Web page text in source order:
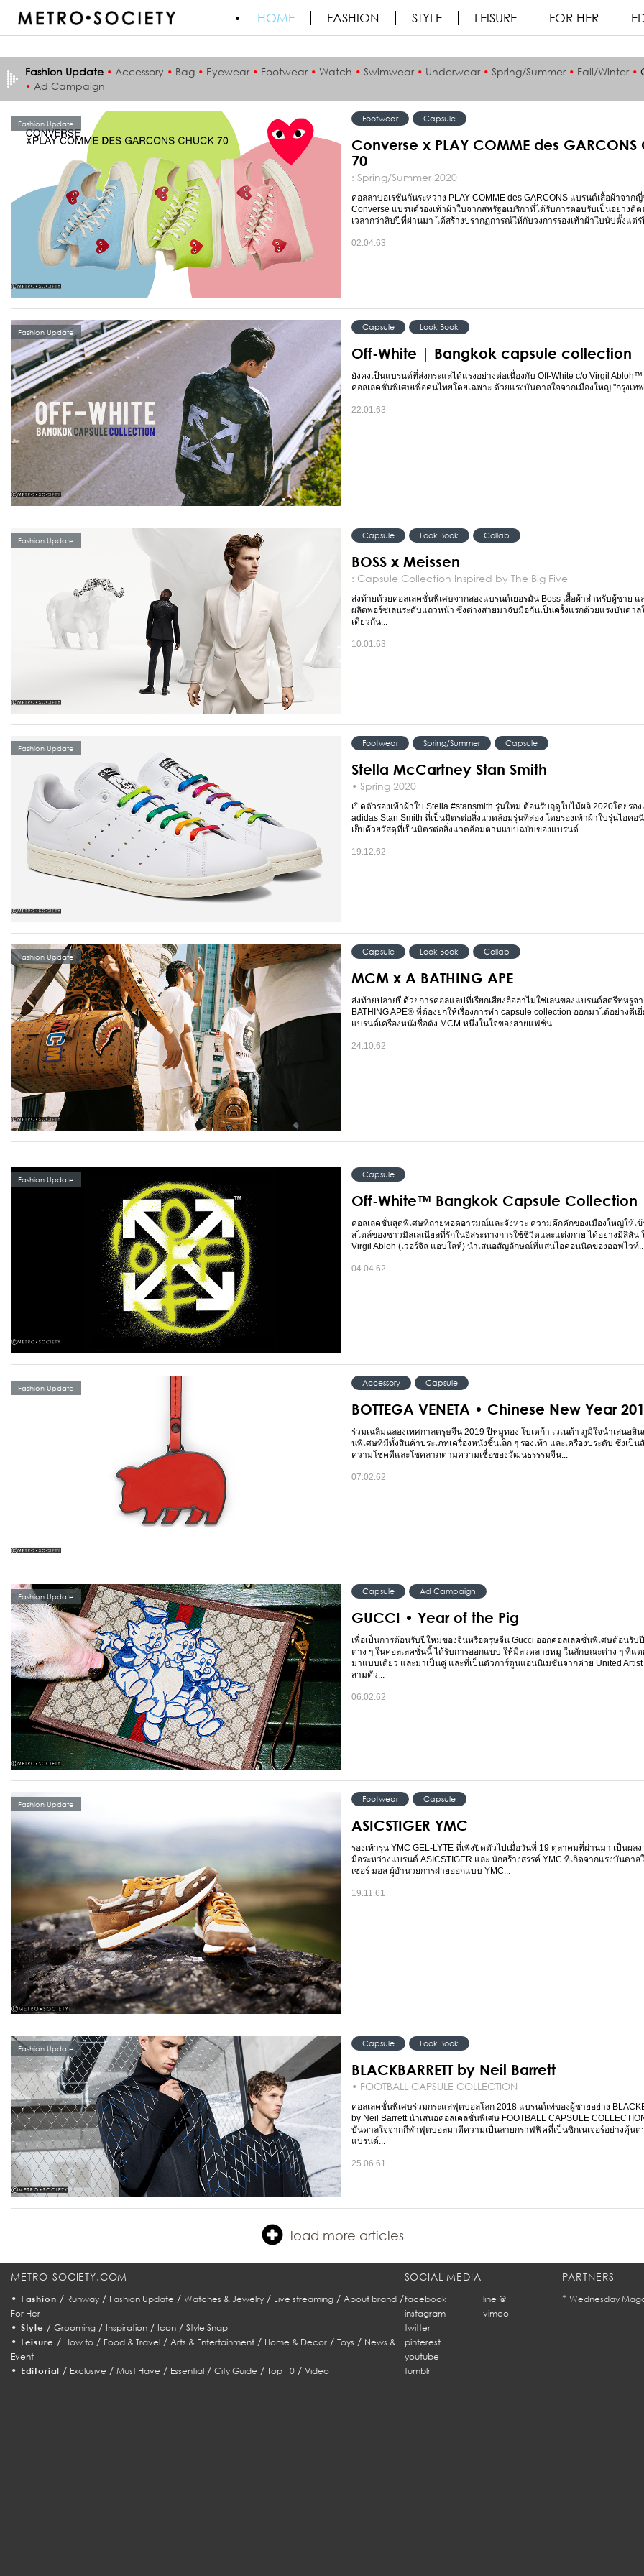
HOME FASHION STYLE LEISURE FOR HER
Fashion Update • Accessory • Bag • Eyewear • Footwear • Watch • Swimwear • Underwear • Spring/Summer • Fall/Winter •
• Ad Campaign
Fashion Update
Footwear Capsule
Converse x PLAY COMME des
70
: Spring/Summer 2020
คอลลาบอเรชั่นกันระหว่าง PLAY COMME des GARCONS แบรนด์เสื้อผ้าจาก
Converse แบรนด์รองเท้าผ้าใบจากสหรัฐอเมริกาที่ได้รับการตอบรับเป็นอย่างดีต
เวลากว่าสิบปีที่ผ่านมา ได้สร้างปรากฏการณ์ให้กับวงการรองเท้าผ้าใบนับตั้งแต่ร่
02.04.63
Fashion Update
Capsule Look Book
Off-White | Bangkok capsule collection
ยังคงเป็นแบรนด์ที่ส่งกระแสได้แรงอย่างต่อเนื่องกับ Off-White c/o Virgil
คอลเลคชั่นพิเศษเพื่อคนไทยโดยเฉพาะ ด้วยแรงบันดาลใจจากเมืองใหญ่ "กรุงเทพ
22.01.63
Fashion Update
Capsule Look Book Collab
BOSS x Meissen
: Capsule Collection Inspired by The Big Five
ส่งท้ายด้วยคอลเลคชั่นพิเศษจากสองแบรนด์เยอรมัน Boss เสื้อผ้าสำหรับผู้ชาย แ
ผลิตพอร์ซเลนระดับแถวหน้า ซึ่งต่างสายมาจับมือกันเป็นครั้งแรกด้วยแรงบันดาล
เดียวกัน...
10.01.63
Fashion Update
Footwear Spring/Summer Capsule
Stella McCartney Stan Smith
• Spring 2020
เปิดตัวรองเท้าผ้าใบ Stella #stansmith รุ่นใหม่ ต้อนรับฤดูใบไม้ผลิ 2020โดยรอง
adidas Stan Smith ที่เป็นมิตรต่อสิ่งแวดล้อมรุ่นที่สอง โดยรองเท้าผ้าใบรุ่นไอคอ
เย็บด้วยวัสดุที่เป็นมิตรต่อสิ่งแวดล้อมตามแบบฉบับของแบรนด์...
19.12.62
Fashion Update
Capsule Look Book Collab
MCM x A BATHING APE
ส่งท้ายปลายปีด้วยการคอลแลปที่เรียกเสียงฮือฮาไม่ใช่เล่นของแบรนด์สตรีทหรูจ
BATHING APE® ที่ต้องยกให้เรื่องการทำ capsule collection ออกมาได้อย่างดีเ
แบรนด์เครื่องหนังชื่อดัง MCM หนึ่งในใจของสายแฟชั่น...
24.10.62
Fashion Update
Capsule
Off-White™ Bangkok Capsule Collection
คอลเลคชั่นสุดพิเศษที่ถ่ายทอดอารมณ์และจังหวะ ความคึกคักของเมืองใหญ่ให้เ
สไตล์ของชาวมิลเลเนียลที่รักในอิสระทางการใช้ชีวิตและแต่งกาย ได้อย่างมีสีสัน
Virgil Abloh (เวอร์จิล แอบโลห์) นำเสนอสัญลักษณ์ที่แสนไอคอนนิคของออฟไวท์
04.04.62
Fashion Update
Accessory Capsule
BOTTEGA VENETA • Chinese New Year
ร่วมเฉลิมฉลองเทศกาลตรุษจีน 2019 ปีหมูทอง โบเตก้า เวเนต้า ภูมิใจนำเสนอสิ
นพิเศษที่มีทั้งสินค้าประเภทเครื่องหนังชิ้นเล็ก ๆ รองเท้า และเครื่องประดับ ซึ่งเป็
ความโชคดีและโชคลาภตามความเชื่อของวัฒนธรรรมจีน...
07.02.62
Fashion Update
Capsule Ad Campaign
GUCCI • Year of the Pig
เพื่อเป็นการต้อนรับปีใหม่ของจีนหรือตรุษจีน Gucci ออกคอลเลคชั่นพิเศษต้อนรับ
ต่าง ๆ ในคอลเลคชั่นนี้ ได้รับการออกแบบ ให้มีลวดลายหมู ในลักษณะต่าง ๆ ที่แ
มาแบบเดี่ยว และมาเป็นคู่ และที่เป็นตัวการ์ตูนแอนนิเมชั่นจากค่าย United Artist
สามตัว...
06.02.62
Fashion Update
Footwear Capsule
ASICSTIGER YMC
รองเท้ารุ่น YMC GEL-LYTE ที่เพิ่งปิดตัวไปเมื่อวันที่ 19 ตุลาคมที่ผ่านมา เป็นผล
มือระหว่างแบรนด์ ASICSTIGER และ นักสร้างสรรค์ YMC ที่เกิดจากแรงบันดาล
เซอร์ มอส ผู้อำนวยการฝ่ายออกแบบ YMC...
19.11.61
Fashion Update
Capsule Look Book
BLACKBARRETT by Neil Barrett
• FOOTBALL CAPSULE COLLECTION
คอลเลคชั่นพิเศษร่วมกระแสฟุตบอลโลก 2018 แบรนด์เท่ของผู้ชายอย่าง
by Neil Barrett นำเสนอคอลเคลชั่นพิเศษ FOOTBALL CAPSULE
บันดาลใจจากกีฬาฟุตบอลมาตีความเป็นลายกราฟฟิคที่เป็นซิกเนเจอร์อย่างคุ้นต
แบรนด์...
25.06.61
load more articles
METRO-SOCIETY.COM
• Fashion / Runway/ Fashion Update / Watches & Jewelry/ Live streaming/ About brand/
For Her
• Style / Grooming/ Inspiration/ Icon/ Style Snap
• Leisure / How to/ Food & Travel/ Arts & Entertainment/ Home & Decor/ Toys / News &
Event
• Editorial / Exclusive /Must Have / Essential /City Guide /Top 10 /Video
SOCIAL MEDIA
facebook
line @
instagram
vimeo
twitter
pinterest
youtube
tumblr
PARTNERS
* Wednesday